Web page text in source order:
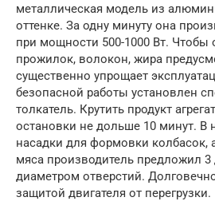
металлическая модель из
оттенке. За одну минуту она
при мощности 500-1000 Вт. Чтобы
прожилок, волокон, жира
существенно упрощает
безопасной работы установлен
толкатель. Крутить продукт
остановки не дольше 10 минут. В
насадки для формовки колбасок,
мяса производитель предложил
диаметром отверстий.
защитой двигателя от перегрузки.